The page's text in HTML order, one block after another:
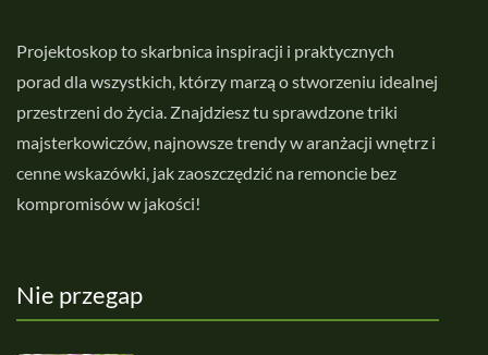
Projektoskop to skarbnica inspiracji i praktycznych
porad dla wszystkich, którzy marzą o stworzeniu idealnej
przestrzeni do życia. Znajdziesz tu sprawdzone triki
majsterkowiczów, najnowsze trendy w aranżacji wnętrz i
cenne wskazówki, jak zaoszczędzić na remoncie bez
kompromisów w jakości!
Nie przegap